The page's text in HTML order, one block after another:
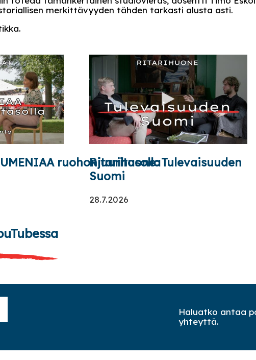
merkittävyyden tähden tarkasti alusta asti.
ruohonjuuritasolla
Ritarihuone: Tulevaisuuden
Suomi
28.7.2026
Haluatko antaa
yhteyttä.